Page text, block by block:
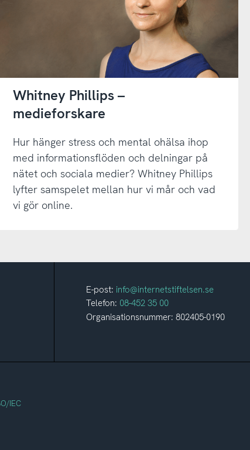
Whitney Phillips –
medieforskare
Hur hänger stress och mental ohälsa ihop
med informationsflöden och delningar på
nätet och sociala medier? Whitney Phillips
lyfter samspelet mellan hur vi mår och vad
vi gör online.
E-post: info@internetstiftelsen.se
Telefon: 08-452 35 00
Organisationsnummer: 802405-0190
IEC